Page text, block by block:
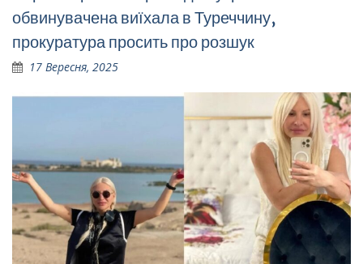
обвинувачена виїхала в Туреччину,
прокуратура просить про розшук
17 Вересня, 2025